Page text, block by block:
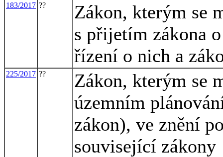
183/2017 ??
Zákon, kterým se
s přijetím zákona
řízení o nich a
225/2017 ??
Zákon, kterým se
územním
zákon), ve znění
související zákony